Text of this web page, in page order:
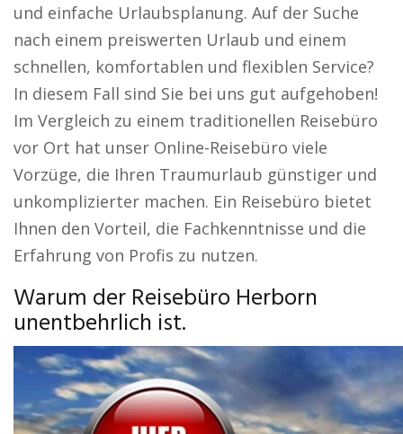
und einfache Urlaubsplanung. Auf der Suche
nach einem preiswerten Urlaub und einem
schnellen, komfortablen und flexiblen Service?
In diesem Fall sind Sie bei uns gut aufgehoben!
Im Vergleich zu einem traditionellen Reisebüro
vor Ort hat unser Online-Reisebüro viele
Vorzüge, die Ihren Traumurlaub günstiger und
unkomplizierter machen. Ein Reisebüro bietet
Ihnen den Vorteil, die Fachkenntnisse und die
Erfahrung von Profis zu nutzen.
Warum der Reisebüro Herborn
unentbehrlich ist.